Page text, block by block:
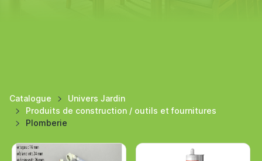
Catalogue
Univers Jardin
Produits de construction / outils et fournitures
Plomberie